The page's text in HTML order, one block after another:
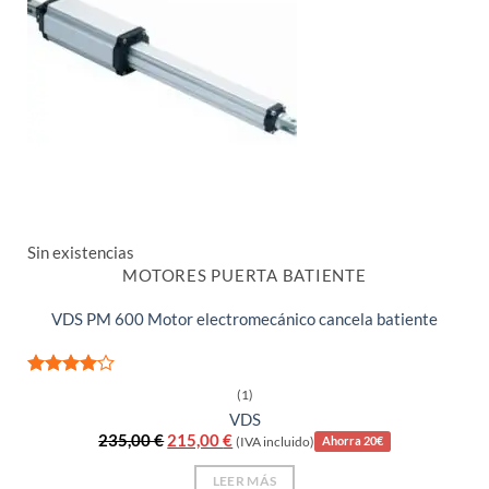
Sin existencias
MOTORES PUERTA BATIENTE
VDS PM 600 Motor electromecánico cancela batiente
(1)
VDS
235,00€ El
precio
original
215,00€El
precio
actual
(IVA incluido) Ahorra 20€
LEER MÁS